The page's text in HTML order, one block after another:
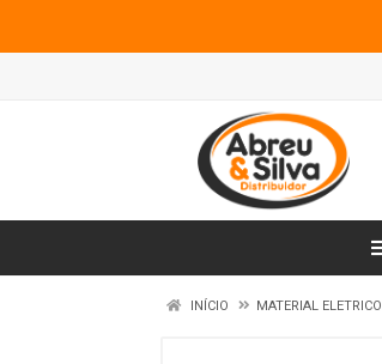
INÍCIO MATERIAL ELETRICO